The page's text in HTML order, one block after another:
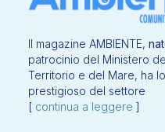
Il magazine AMBIENTE,
patrocinio del Ministero
Territorio e del Mare, ha
prestigioso del settore
[ continua a leggere ]